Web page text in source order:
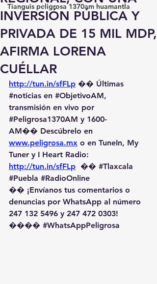
Tianguis peligrosa 1370am huamantla
INVERSIÓN PÚBLICA Y
PRIVADA DE 15 MIL MDP,
AFIRMA LORENA
CUÉLLAR
http://tun.in/sfFLp �� Últimas
#noticias en #ObjetivoAM,
transmisión en vivo por
#Peligrosa1370AM y 1600-
AM��️ Descúbrelo en
www.peligrosa.mx o en TuneIn, My
Tuner y I Heart Radio:
http://tun.in/sfFLp �� #Tlaxcala
#Puebla #RadioOnline
�� ¡Envíanos tus comentarios o
denuncias por WhatsApp al número
247 132 5496 y 247 472 0303!
��️�� #WhatsAppPeligrosa